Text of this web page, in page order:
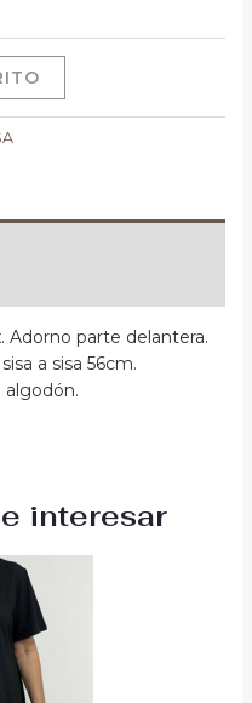
Adorno parte delantera.
a sisa 56cm.
algodón.
interesar